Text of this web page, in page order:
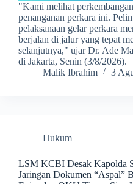
​"Kami melihat
penanganan perkara ini.
pelaksanaan gelar perkara
berjalan di jalur yang tepat
selanjutnya," ujar Dr. Ade
di Jakarta, Senin (3/8/2026).
Malik Ibrahim
3
Hukum
LSM KCBI Desak Kapolda
Jaringan Dokumen “Aspal”